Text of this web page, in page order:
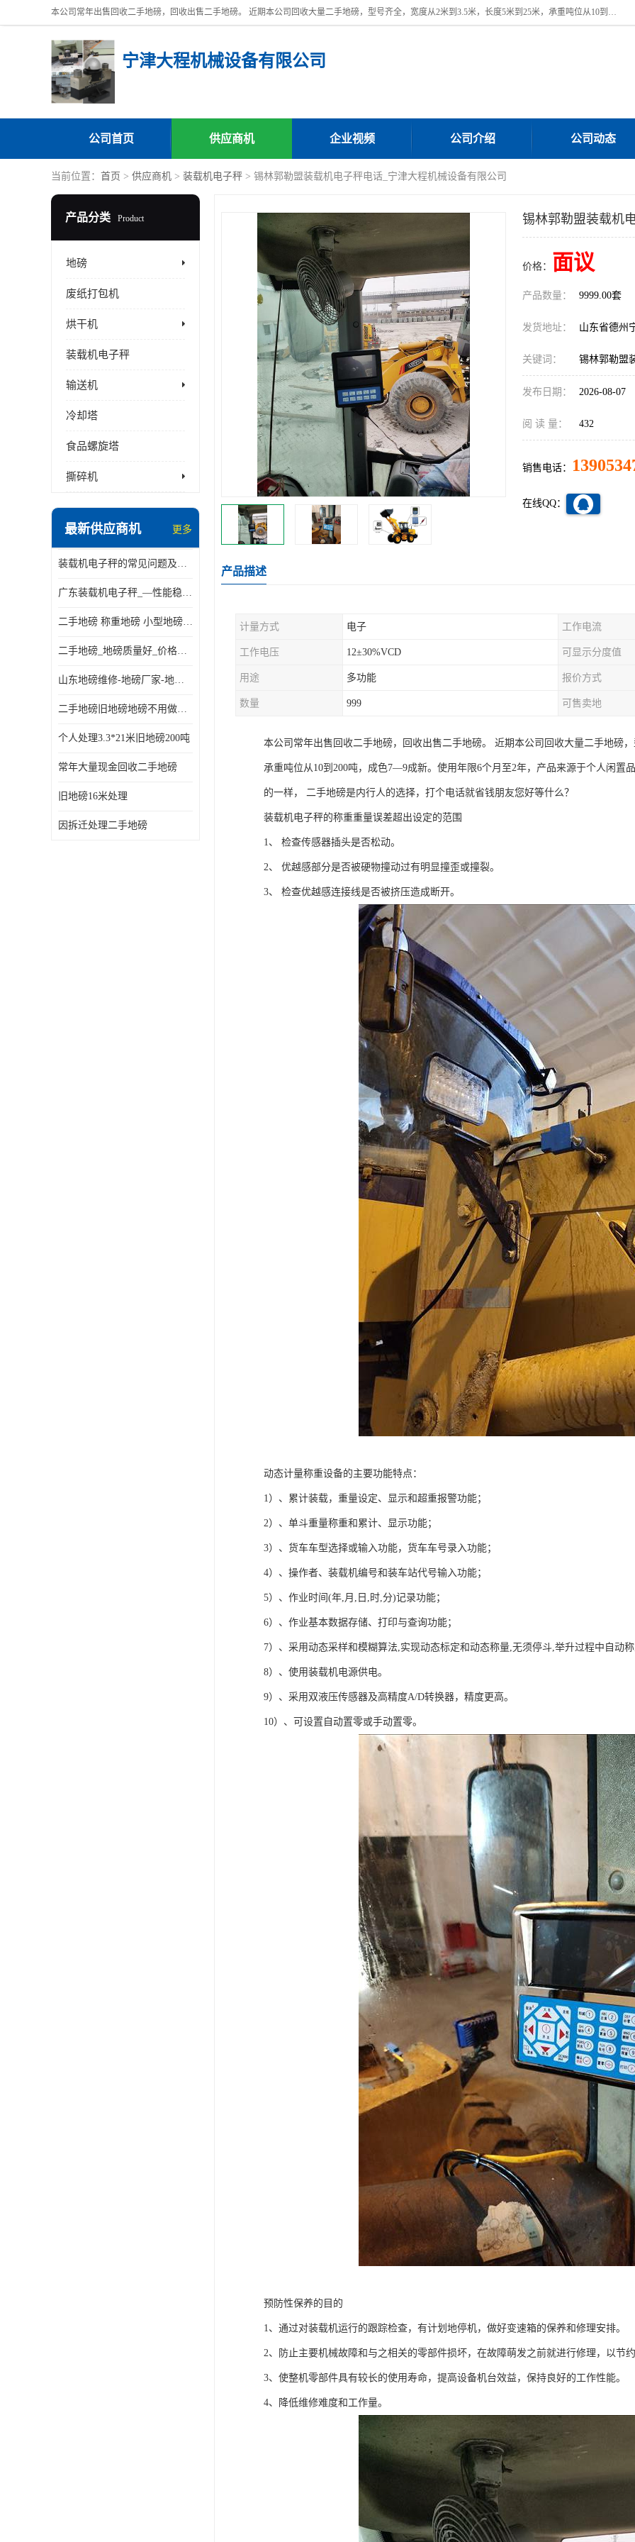
本公司常年出售回收二手地磅，回收出售二手地磅。 近期本公司回收大量二手地磅，型号齐全，宽度从2米到3.5米，长度5米到25米，承重吨位从10到200吨，成色7—9成新。 ? 使用年限6个月至2年，产品来源于个人闲置品，工矿企业停用品，因小换大而来。 精准度和新的一样， 二手地磅是内行人的选择，打个电话就省钱朋友您好等什么
宁津大程机械设备有限公司
公司首页 供应商机 企业视频 公司介绍 公司动态
当前位置： 首页 > 供应商机 > 装载机电子秤 > 锡林郭勒盟装载机电子秤电话_宁津大程机械设备有限公司
产品分类 Product
地磅
废纸打包机
烘干机
装载机电子秤
输送机
冷却塔
食品螺旋塔
撕碎机
最新供应商机 更多
装载机电子秤的常见问题及解决方法介绍
广东装载机电子秤_—性能稳定—操作简单—品质可靠
二手地磅 称重地磅 小型地磅 一百吨地磅
二手地磅_地磅质量好_价格便宜这里找【地磅行家】
山东地磅维修-地磅厂家-地磅价格-二手地磅
二手地磅旧地磅地磅不用做地基
个人处理3.3*21米旧地磅200吨
常年大量现金回收二手地磅
旧地磅16米处理
因拆迁处理二手地磅
锡林郭勒盟装载机
价格： 面议
产品数量： 9999.00套
发货地址： 山东省德州
关键词： 锡林郭勒盟
发布日期： 2026-08-07
阅 读 量： 432
销售电话：
在线QQ：
产品描述
计量方式 电子 工作电流
工作电压 12±30%VCD 可显示分度值
用途 多功能 报价方式
数量 999 可售卖地
本公司常年出售回收二手地磅，回收出售二手地磅。 近期本公司回收大量二手地磅
承重吨位从10到200吨，成色7—9成新。使用年限6个月至2年，产品来源于个人闲置
的一样， 二手地磅是内行人的选择，打个电话就省钱朋友您好等什么？
装载机电子秤的称重重量误差超出设定的范围
1、 检查传感器插头是否松动。
2、 优越感部分是否被硬物撞动过有明显撞歪或撞裂。
3、 检查优越感连接线是否被挤压造成断开。
动态计量称重设备的主要功能特点：
1）、累计装载，重量设定、显示和超重报警功能；
2）、单斗重量称重和累计、显示功能；
3）、货车车型选择或输入功能，货车车号录入功能；
4）、操作者、装载机编号和装车站代号输入功能；
5）、作业时间(年,月,日,时,分)记录功能；
6）、作业基本数据存储、打印与查询功能；
7）、采用动态采样和模糊算法,实现动态标定和动态称量,无须停斗,举升过程中自动
8）、使用装载机电源供电。
9）、采用双液压传感器及高精度A/D转换器，精度更高。
10）、可设置自动置零或手动置零。
预防性保养的目的
1、通过对装载机运行的跟踪检查，有计划地停机，做好变速箱的保养和修理安排。
2、防止主要机械故障和与之相关的零部件损坏，在故障萌发之前就进行修理，以节
3、使整机零部件具有较长的使用寿命，提高设备机台效益，保持良好的工作性能。
4、降低维修难度和工作量。